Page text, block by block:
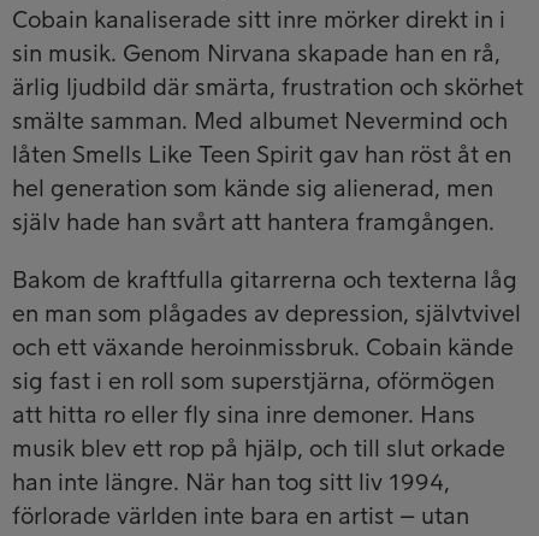
Cobain kanaliserade sitt inre mörker direkt in i
sin musik. Genom Nirvana skapade han en rå,
ärlig ljudbild där smärta, frustration och skörhet
smälte samman. Med albumet Nevermind och
låten Smells Like Teen Spirit gav han röst åt en
hel generation som kände sig alienerad, men
själv hade han svårt att hantera framgången.
Bakom de kraftfulla gitarrerna och texterna låg
en man som plågades av depression, självtvivel
och ett växande heroinmissbruk. Cobain kände
sig fast i en roll som superstjärna, oförmögen
att hitta ro eller fly sina inre demoner. Hans
musik blev ett rop på hjälp, och till slut orkade
han inte längre. När han tog sitt liv 1994,
förlorade världen inte bara en artist – utan